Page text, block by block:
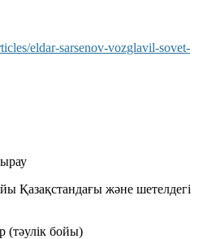
eldar-sarsenov-vozglavil-sovet-
Қазақстандағы және шетелдегі
(тәулік бойы)